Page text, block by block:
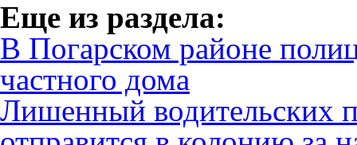
Eще из раздела:
В Погарском районе
частного дома
Лишенный водительских